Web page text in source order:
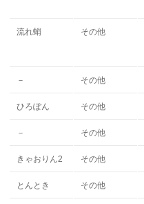
流れ蛸 その他
－ その他
ひろぽん その他
－ その他
きゃおりん2 その他
とんとき その他